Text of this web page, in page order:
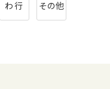
わ行 その他